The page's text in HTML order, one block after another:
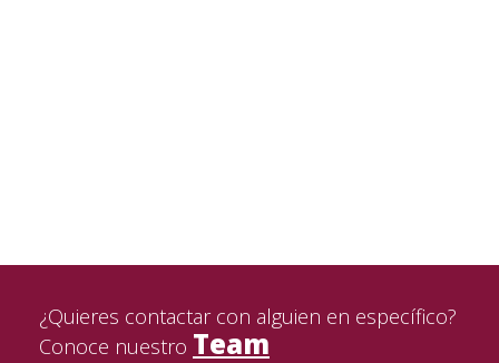
¿Quieres contactar con alguien en específico?
Conoce nuestro Team